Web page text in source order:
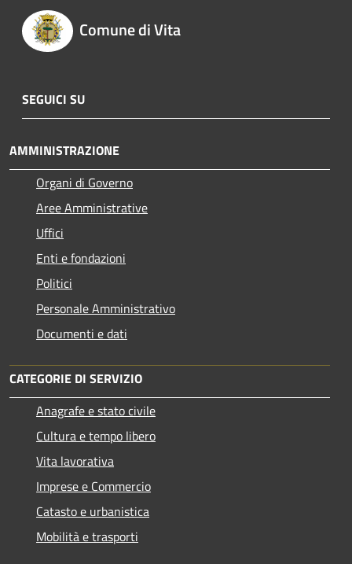
Comune di Vita
SEGUICI SU
AMMINISTRAZIONE
Organi di Governo
Aree Amministrative
Uffici
Enti e fondazioni
Politici
Personale Amministrativo
Documenti e dati
CATEGORIE DI SERVIZIO
Anagrafe e stato civile
Cultura e tempo libero
Vita lavorativa
Imprese e Commercio
Catasto e urbanistica
Mobilità e trasporti